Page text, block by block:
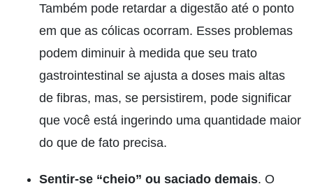
Também pode retardar a digestão até o ponto
em que as cólicas ocorram. Esses problemas
podem diminuir à medida que seu trato
gastrointestinal se ajusta a doses mais altas
de fibras, mas, se persistirem, pode significar
que você está ingerindo uma quantidade maior
do que de fato precisa.
Sentir-se “cheio” ou saciado demais. O